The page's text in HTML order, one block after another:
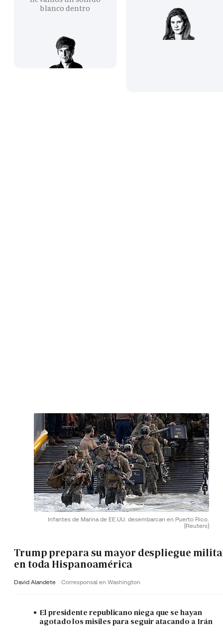
blanco dentro
Infantes de Marina de EE.UU. desembarcan en Puerto Rico.
(Reuters)
Trump prepara su mayor despliegue
en toda Hispanoamérica
David Alandete Corresponsal en Washington
El presidente republicano niega que se hayan
agotado los misiles para seguir atacando a Irán